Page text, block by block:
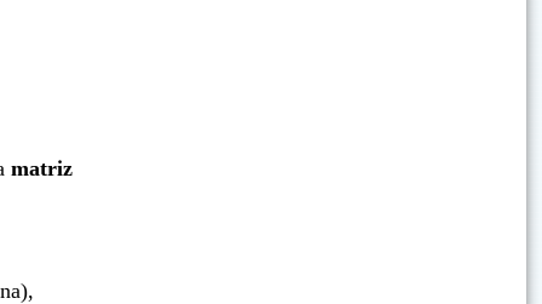
matriz